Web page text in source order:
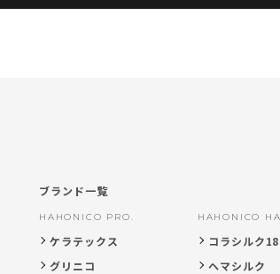
ブランド一覧
HAHONICO PRO.
ケラテックス
グリニコ
HAHONICO
コラシルク18
ヘマシルク